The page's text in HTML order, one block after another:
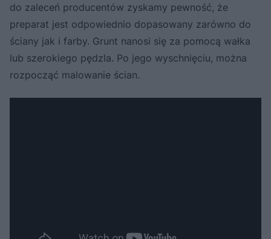
do zaleceń producentów zyskamy pewność, że
preparat jest odpowiednio dopasowany zarówno do
ściany jak i farby. Grunt nanosi się za pomocą wałka
lub szerokiego pędzla. Po jego wyschnięciu, można
rozpocząć malowanie ścian.